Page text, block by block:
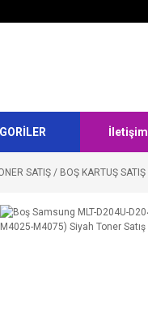
İletişim
SATIŞ / BOŞ KARTUŞ SATIŞ